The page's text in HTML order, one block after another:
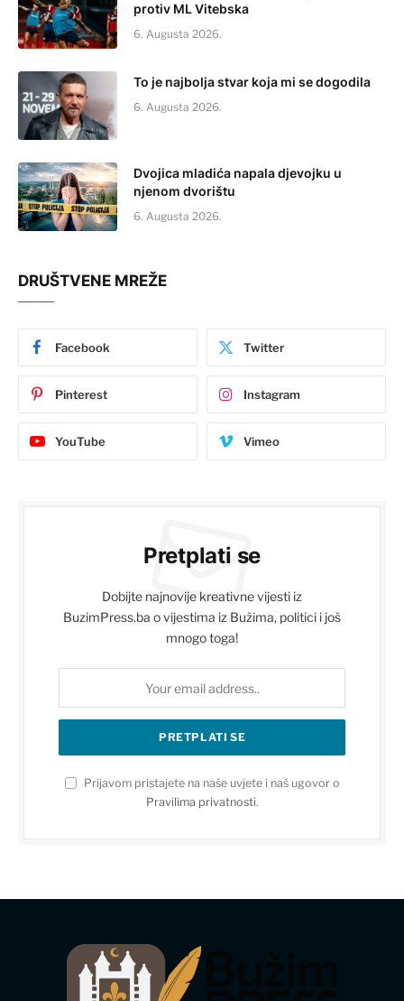
protiv ML Vitebska
6. Augusta 2026.
To je najbolja stvar koja mi se dogodila
6. Augusta 2026.
Dvojica mladića napala djevojku u
njenom dvorištu
6. Augusta 2026.
DRUŠTVENE MREŽE
Facebook Twitter
Pinterest Instagram
YouTube Vimeo
Pretplati se
Dobijte najnovije kreativne vijesti iz
BuzimPress.ba o vijestima iz Bužima, politici i još
mnogo toga!
Prijavom pristajete na naše uvjete i naš ugovor o
Pravilima privatnosti.